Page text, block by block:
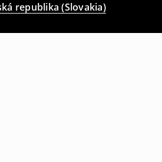
republika (Slovakia)